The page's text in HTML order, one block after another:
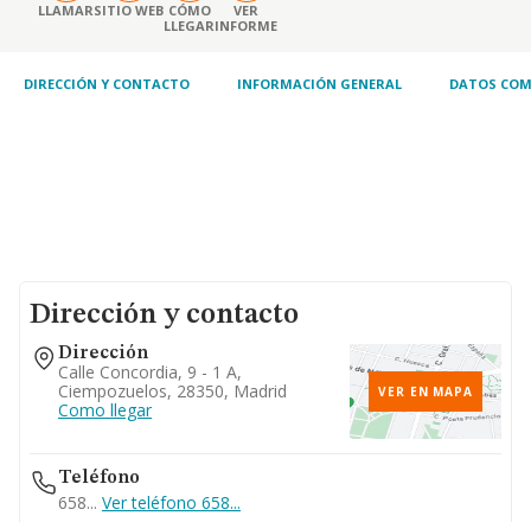
LLAMARSITIO WEB CÓMO
LLEGAR
VER
INFORME
DIRECCIÓN Y CONTACTO INFORMACIÓN GENERAL DATOS
Dirección y contacto
Dirección
Calle Concordia, 9 - 1 A,
Ciempozuelos, 28350, Madrid
Como llegar
VER EN MAPA
Teléfono
658... Ver teléfono 658...